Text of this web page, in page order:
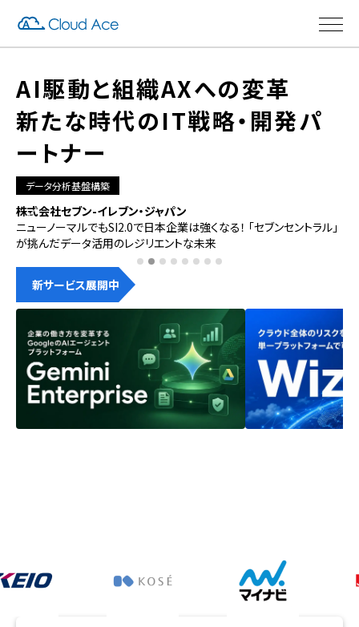
AI駆動と組織AXへの変革
新たな時代のIT戦略・開発パ
ートナー
データ分析基盤構築
株式会社セブン-イレブン・ジャパン
ニューノーマルでもSI2.0で日本企業は強くなる！ 「セブンセントラル」
が挑んだデータ活用のレジリエントな未来
新サービス展開中